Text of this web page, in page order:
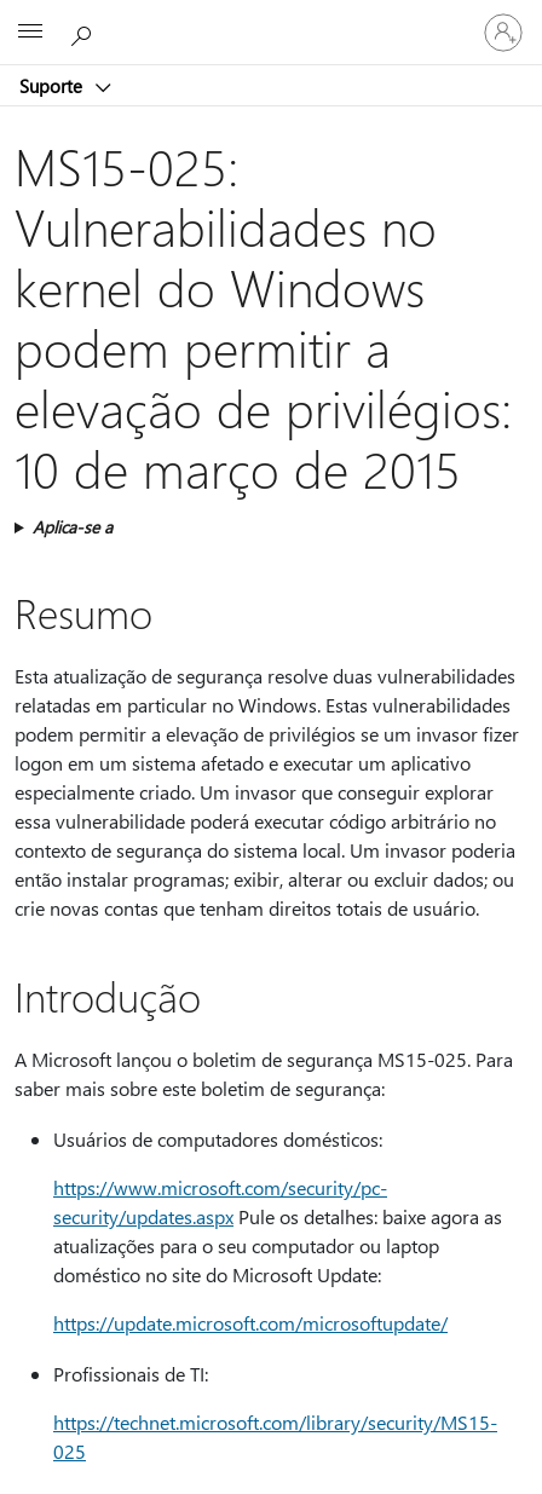
Suporte
Entre
em
sua
MS15-025:
Vulnerabilidades no
kernel do Windows
podem permitir a
elevação de privilégios:
10 de março de 2015
Aplica-se a
Resumo
Esta atualização de segurança resolve duas vulnerabilidades
relatadas em particular no Windows. Estas vulnerabilidades
podem permitir a elevação de privilégios se um invasor fizer
logon em um sistema afetado e executar um aplicativo
especialmente criado. Um invasor que conseguir explorar
essa vulnerabilidade poderá executar código arbitrário no
contexto de segurança do sistema local. Um invasor poderia
então instalar programas; exibir, alterar ou excluir dados; ou
crie novas contas que tenham direitos totais de usuário.
Introdução
A Microsoft lançou o boletim de segurança MS15-025. Para
saber mais sobre este boletim de segurança:
Usuários de computadores domésticos:
https://www.microsoft.com/security/pc-
security/updates.aspx Pule os detalhes: baixe agora as
atualizações para o seu computador ou laptop
doméstico no site do Microsoft Update:
https://update.microsoft.com/microsoftupdate/
Profissionais de TI:
https://technet.microsoft.com/library/security/MS15-
025